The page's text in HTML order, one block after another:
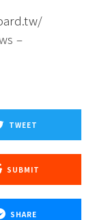
–
TWEET
SUBMIT
SHARE